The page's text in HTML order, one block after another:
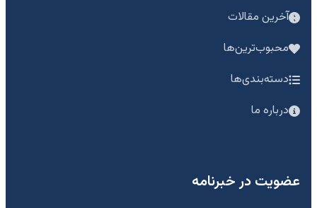
آخرین مقالات
محبوب‌ترین‌ها
دسته‌بندی‌ها
درباره ما
عضویت در خبرنامه